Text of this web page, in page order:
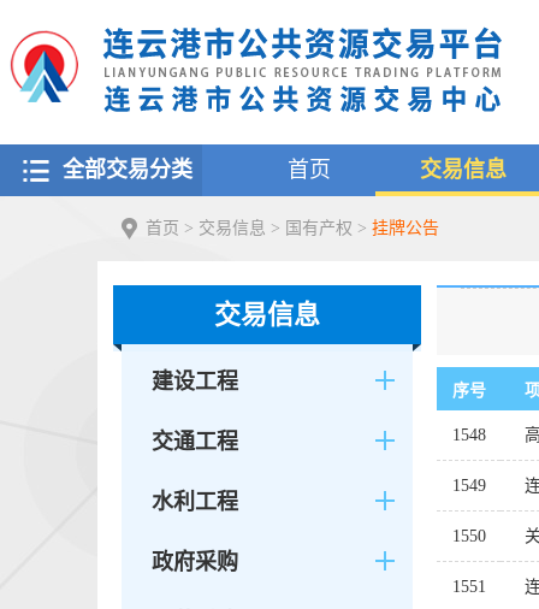
全部交易分类 首页 交易信息
首页 > 交易信息 > 国有产权 > 挂牌公告
交易信息
建设工程
交通工程
水利工程
政府采购
序号
1548
1549
1550
1551